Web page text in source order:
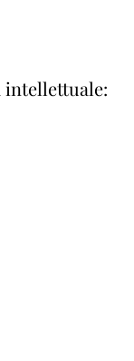
intellettuale: